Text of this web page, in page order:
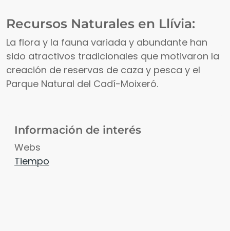
Recursos Naturales en Llívia:
La flora y la fauna variada y abundante han
sido atractivos tradicionales que motivaron la
creación de reservas de caza y pesca y el
Parque Natural del Cadí-Moixeró.
Información de interés
Webs
Tiempo